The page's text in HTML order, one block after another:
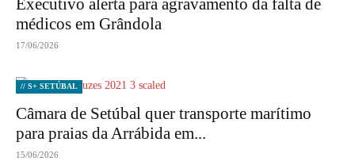
Executivo alerta para agravamento da falta de
médicos em Grândola
17/06/2026
// S+ SETÚBAL
Câmara de Setúbal quer transporte marítimo
para praias da Arrábida em...
15/06/2026